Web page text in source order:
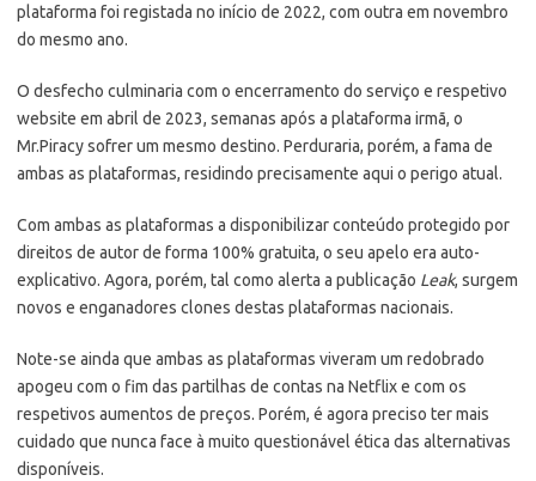
plataforma foi registada no início de 2022, com outra em novembro
do mesmo ano.
O desfecho culminaria com o encerramento do serviço e respetivo
website em abril de 2023, semanas após a plataforma irmã, o
Mr.Piracy sofrer um mesmo destino. Perduraria, porém, a fama de
ambas as plataformas, residindo precisamente aqui o perigo atual.
Com ambas as plataformas a disponibilizar conteúdo protegido por
direitos de autor de forma 100% gratuita, o seu apelo era auto-
explicativo. Agora, porém, tal como alerta a publicação Leak, surgem
novos e enganadores clones destas plataformas nacionais.
Note-se ainda que ambas as plataformas viveram um redobrado
apogeu com o fim das partilhas de contas na Netflix e com os
respetivos aumentos de preços. Porém, é agora preciso ter mais
cuidado que nunca face à muito questionável ética das alternativas
disponíveis.